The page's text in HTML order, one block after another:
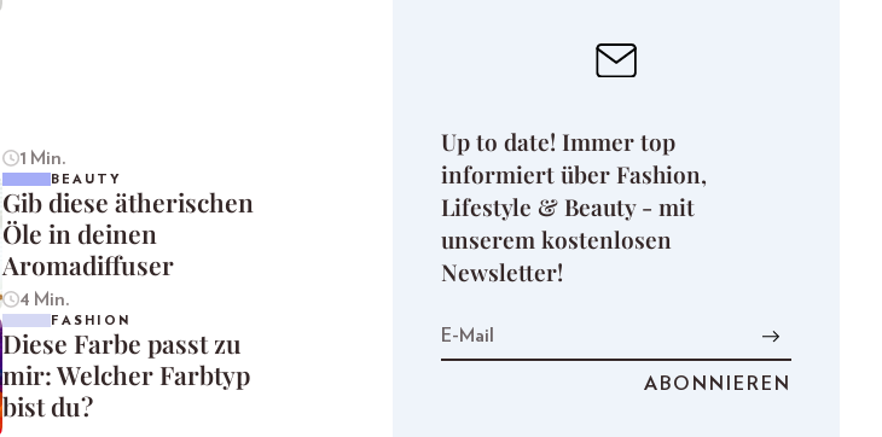
1 Min.
BEAUTY
Gib diese ätherischen
Öle in deinen
Aromadiffuser
4 Min.
FASHION
Diese Farbe passt zu
mir: Welcher Farbtyp
bist du?
Up to date! Immer top
informiert über Fashion,
Lifestyle & Beauty - mit
unserem kostenlosen
Newsletter!